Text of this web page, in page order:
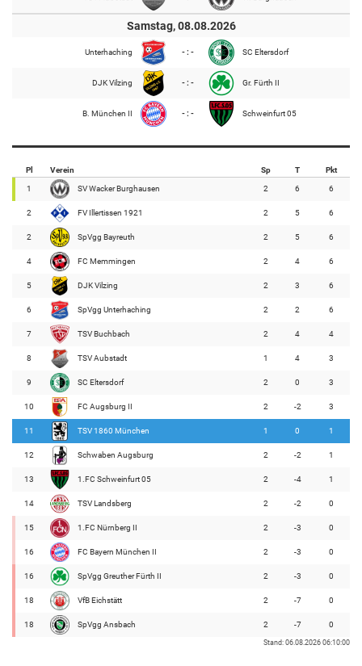
Samstag, 08.08.2026
Unterhaching - : - SC Eltersdorf
DJK Vilzing - : - Gr. Fürth II
B. München II - : - Schweinfurt 05
Pl Verein Sp T Pkt
1 SV Wacker Burghausen 2 6 6
2 FV Illertissen 1921 2 5 6
2 SpVgg Bayreuth 2 5 6
4 FC Memmingen 2 4 6
5 DJK Vilzing 2 3 6
6 SpVgg Unterhaching 2 2 6
7 TSV Buchbach 2 4 4
8 TSV Aubstadt 1 4 3
9 SC Eltersdorf 2 0 3
10 FC Augsburg II 2 -2 3
11 TSV 1860 München 1 0 1
12 Schwaben Augsburg 2 -2 1
13 1.FC Schweinfurt 05 2 -4 1
14 TSV Landsberg 2 -2 0
15 1.FC Nürnberg II 2 -3 0
16 FC Bayern München II 2 -3 0
16 SpVgg Greuther Fürth II 2 -3 0
18 VfB Eichstätt 2 -7 0
18 SpVgg Ansbach 2 -7 0
Stand: 06.08.2026 06:10:00